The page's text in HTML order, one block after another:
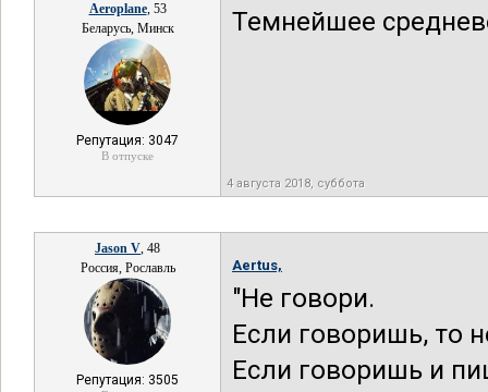
Aeroplane, 53
Беларусь, Минск
Репутация: 3047
В отпуске
Темнейшее
4 августа 2018, суббота
Jason V, 48
Россия, Рославль
Репутация: 3505
Aertus,
"Не говори.
Если говоришь, то
Если говоришь и